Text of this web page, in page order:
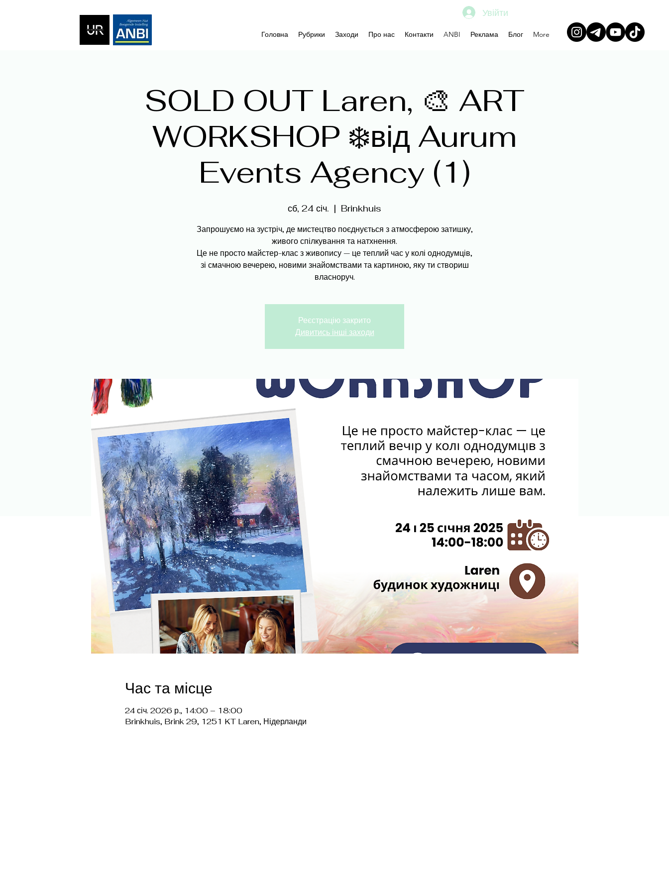
Головна Рубрики Заходи Про нас Контакти ANBI Реклама Блог More
Увійти
SOLD OUT Laren, 🎨 ART
WORKSHOP ❄️від Aurum
Events Agency (1)
сб, 24 січ.
  |
Brinkhuis
Запрошуємо на зустріч, де мистецтво поєднується з атмосферою затишку,
живого спілкування та натхнення.
Це не просто майстер-клас з живопису — це теплий час у колі однодумців,
зі смачною вечерею, новими знайомствами та картиною, яку ти створиш
власноруч.
Реєстрацію закрито
Дивитись інші заходи
Час та місце
24 січ. 2026 р., 14:00 – 18:00
Brinkhuis, Brink 29, 1251 KT Laren, Нідерланди